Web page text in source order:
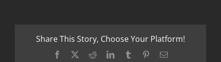
Share This Story, Choose Your Platform!
Facebook RedditLinkedInTumblr PinterestEmail